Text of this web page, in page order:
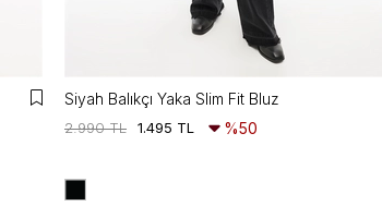
Siyah Balıkçı Yaka Slim Fit Bluz
1.495 TL
2.990 TL %50